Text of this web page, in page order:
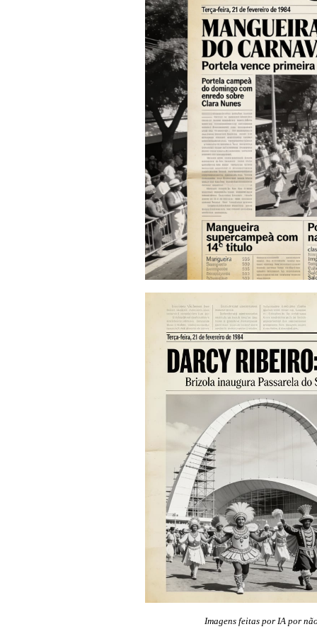
Imagens feitas por IA por